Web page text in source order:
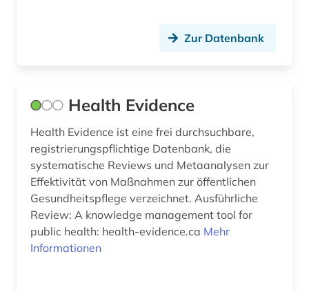
hof (1)
homöopathie (2)
homöopathisches arzneibuch (1)
hormon (2)
human genetics (1)
Zur Datenbank
Health Evidence
Health Evidence ist eine frei durchsuchbare,
registrierungspflichtige Datenbank, die
systematische Reviews und Metaanalysen zur
Effektivität von Maßnahmen zur öffentlichen
Gesundheitspflege verzeichnet. Ausführliche
Review: A knowledge management tool for
public health: health-evidence.ca Mehr
Informationen